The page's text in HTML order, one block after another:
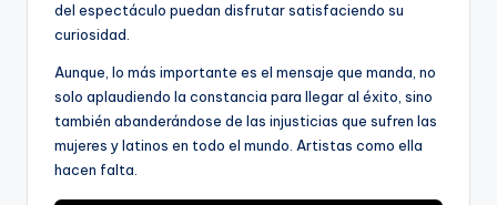
del espectáculo puedan disfrutar satisfaciendo su
curiosidad.
Aunque, lo más importante es el mensaje que manda, no
solo aplaudiendo la constancia para llegar al éxito, sino
también abanderándose de las injusticias que sufren las
mujeres y latinos en todo el mundo. Artistas como ella
hacen falta.